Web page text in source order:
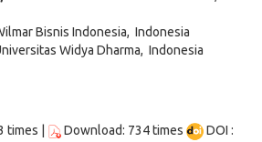
Bisnis Indonesia, Indonesia
Widya Dharma, Indonesia
times |
Download: 734 times
DOI :